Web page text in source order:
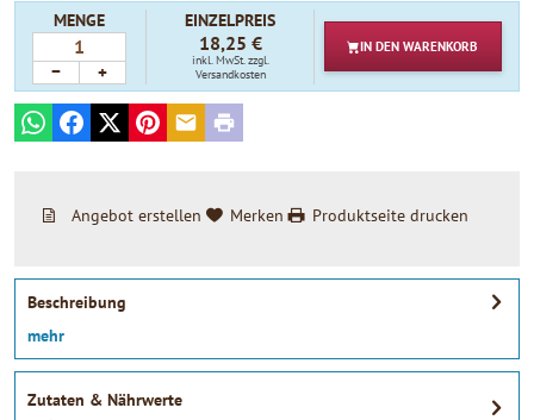
MENGE
− +
EINZELPREIS
18,25 €
inkl. MwSt.zzgl.
Versandkosten
IN DEN WARENKORB
WhatsAppFacebook
X PinterestE-mailPrint
Angebot erstellen Merken Produktseite drucken
Beschreibung
mehr
Zutaten & Nährwerte